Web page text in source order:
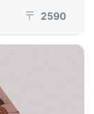
₸ 2590